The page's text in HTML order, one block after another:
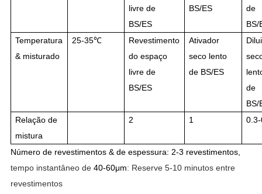
livre de
BS/ES
BS/ES
de
BS/
Temperatura
& misturado
25-35℃
Revestimento
do espaço
livre de
BS/ES
Ativador
seco lento
de BS/ES
de
BS/
Relação de
mistura
2 1
Número de revestimentos & de espessura: 2-3 revestimentos,
tempo instantâneo de 40-60μm: Reserve 5-10 minutos entre
revestimentos